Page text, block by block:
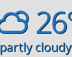
partly cloudy